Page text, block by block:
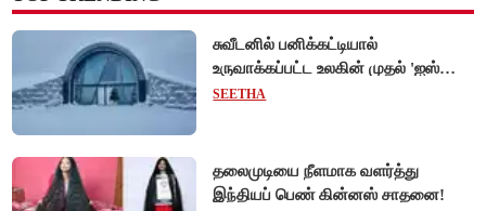
சுவீடனில் பனிக்கட்டியால்
உருவாக்கப்பட்ட உலகின் முதல் 'ஐஸ்
ஓட்டல்'!
SEETHA
தலைமுடியை நீளமாக வளர்த்து
இந்தியப் பெண் கின்னஸ் சாதனை!